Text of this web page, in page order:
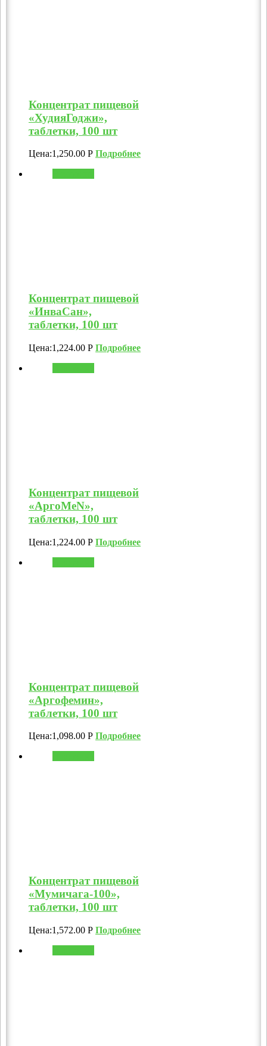
Концентрат пищевой
«ХудияГоджи»,
таблетки, 100 шт
Цена:1,250.00 Р Подробнее
Концентрат пищевой
«ИнваСан»,
таблетки, 100 шт
Цена:1,224.00 Р Подробнее
Концентрат пищевой
«АргоMeN»,
таблетки, 100 шт
Цена:1,224.00 Р Подробнее
Концентрат пищевой
«Аргофемин»,
таблетки, 100 шт
Цена:1,098.00 Р Подробнее
Концентрат пищевой
«Мумичага-100»,
таблетки, 100 шт
Цена:1,572.00 Р Подробнее